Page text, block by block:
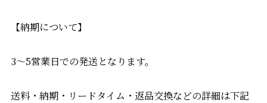
【納期について】
3〜5営業日での発送となります。
送料・納期・リードタイム・返品交換などの詳細は下記